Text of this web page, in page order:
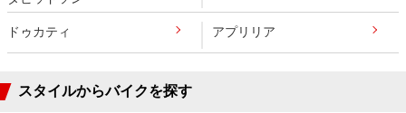
ドゥカティ アプリリア
スタイルからバイクを探す